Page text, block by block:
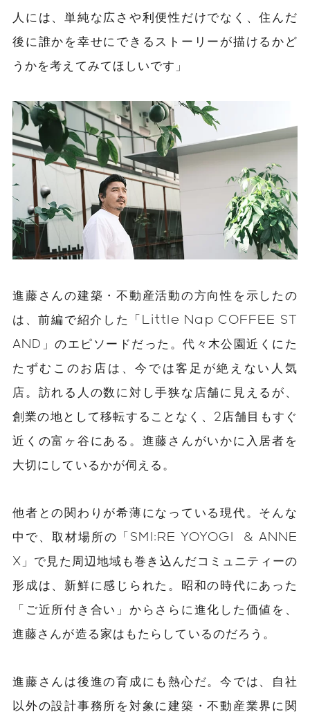
人には、単純な広さや利便性だけでなく、住んだ
後に誰かを幸せにできるストーリーが描けるかど
うかを考えてみてほしいです」
進藤さんの建築・不動産活動の方向性を示したの
は、前編で紹介した「Little Nap COFFEE ST
AND」のエピソードだった。代々木公園近くにた
たずむこのお店は、今では客足が絶えない人気
店。訪れる人の数に対し手狭な店舗に見えるが、
創業の地として移転することなく、2店舗目もすぐ
近くの富ヶ谷にある。進藤さんがいかに入居者を
大切にしているかが伺える。
他者との関わりが希薄になっている現代。そんな
中で、取材場所の「SMI:RE YOYOGI & ANNE
X」で見た周辺地域も巻き込んだコミュニティーの
形成は、新鮮に感じられた。昭和の時代にあった
「ご近所付き合い」からさらに進化した価値を、
進藤さんが造る家はもたらしているのだろう。
進藤さんは後進の育成にも熱心だ。今では、自社
以外の設計事務所を対象に建築・不動産業界に関